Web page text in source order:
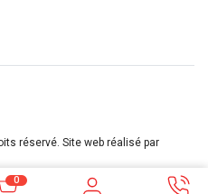
0
réservé. Site web réalisé par